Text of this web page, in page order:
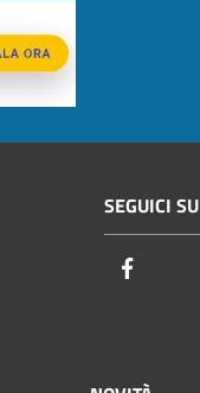
SEGUICI SU